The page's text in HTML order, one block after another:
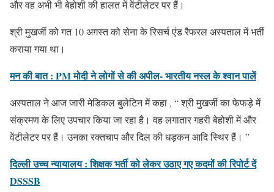
और वह अभी भी बेहोशी की हालत में वेंटीलेटर पर हैं।
श्री मुखर्जी को गत 10 अगस्त को सेना के रिसर्च एंड रैफरल अस्पताल में भर्ती
कराया गया था।
मन की बात : PM मोदी ने लोगों से की अपील- भारतीय नस्ल के श्वान पालें
अस्पताल ने आज जारी मेडिकल बुलेटिन में कहा , “ श्री मुखर्जी का फेफड़े में
संक्रमण के लिए उपचार किया जा रहा है। वह लगातार गहरी बेहोशी में और
वेंटीलेटर पर हैं। उनका रक्तचाप और दिल की धड़कन आदि स्थिर हैं। ”
दिल्ली उच्च न्यायालय : शिक्षक भर्ती को लेकर उठाए गए कदमों की रिपोर्ट दें
DSSSB